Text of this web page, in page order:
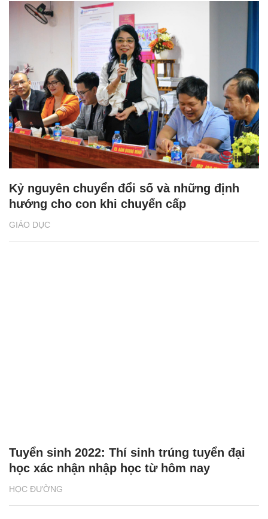
GIÁO DỤC
Kỷ nguyên chuyển đổi số và những định
hướng cho con khi chuyển cấp
HỌC ĐƯỜNG
Tuyển sinh 2022: Thí sinh trúng tuyển đại
học xác nhận nhập học từ hôm nay